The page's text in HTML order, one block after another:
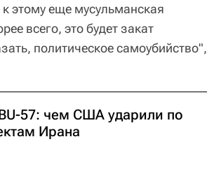
этому еще мусульманская
всего, это будет закат
политическое самоубийство",
57: чем США ударили по
Ирана